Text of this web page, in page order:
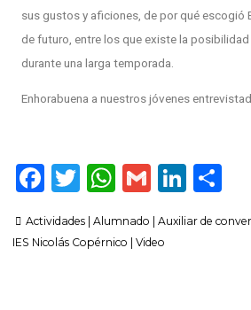
sus gustos y aficiones, de por qué escogió
de futuro, entre los que existe la posibilidad
durante una larga temporada.
Enhorabuena a nuestros jóvenes
F
c
T
it
W
a
G
ai
Li
k
C
m
Actividades| Alumnado Auxiliar de
IES Nicolás Copérnico
Video